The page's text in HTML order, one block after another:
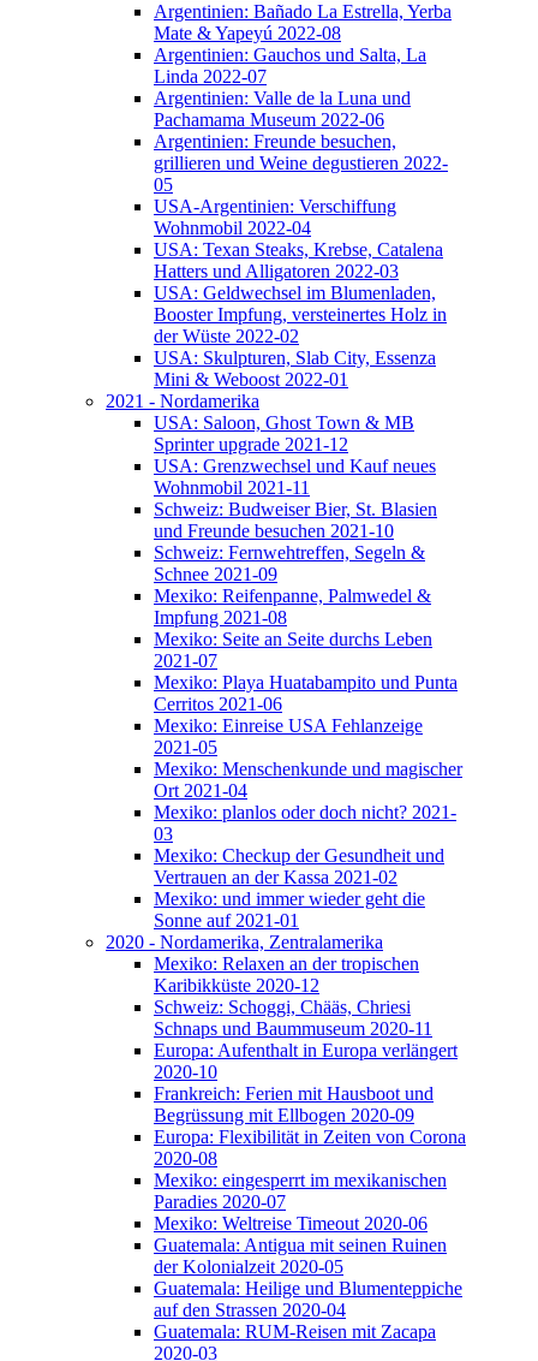
Argentinien: Bañado La Estrella, Yerba
Mate & Yapeyú 2022-08
Argentinien: Gauchos und Salta, La
Linda 2022-07
Argentinien: Valle de la Luna und
Pachamama Museum 2022-06
Argentinien: Freunde besuchen,
grillieren und Weine degustieren 2022-
05
USA-Argentinien: Verschiffung
Wohnmobil 2022-04
USA: Texan Steaks, Krebse, Catalena
Hatters und Alligatoren 2022-03
USA: Geldwechsel im Blumenladen,
Booster Impfung, versteinertes Holz in
der Wüste 2022-02
USA: Skulpturen, Slab City, Essenza
Mini & Weboost 2022-01
2021 - Nordamerika
USA: Saloon, Ghost Town & MB
Sprinter upgrade 2021-12
USA: Grenzwechsel und Kauf neues
Wohnmobil 2021-11
Schweiz: Budweiser Bier, St. Blasien
und Freunde besuchen 2021-10
Schweiz: Fernwehtreffen, Segeln &
Schnee 2021-09
Mexiko: Reifenpanne, Palmwedel &
Impfung 2021-08
Mexiko: Seite an Seite durchs Leben
2021-07
Mexiko: Playa Huatabampito und Punta
Cerritos 2021-06
Mexiko: Einreise USA Fehlanzeige
2021-05
Mexiko: Menschenkunde und magischer
Ort 2021-04
Mexiko: planlos oder doch nicht? 2021-
03
Mexiko: Checkup der Gesundheit und
Vertrauen an der Kassa 2021-02
Mexiko: und immer wieder geht die
Sonne auf 2021-01
2020 - Nordamerika, Zentralamerika
Mexiko: Relaxen an der tropischen
Karibikküste 2020-12
Schweiz: Schoggi, Chääs, Chriesi
Schnaps und Baummuseum 2020-11
Europa: Aufenthalt in Europa verlängert
2020-10
Frankreich: Ferien mit Hausboot und
Begrüssung mit Ellbogen 2020-09
Europa: Flexibilität in Zeiten von Corona
2020-08
Mexiko: eingesperrt im mexikanischen
Paradies 2020-07
Mexiko: Weltreise Timeout 2020-06
Guatemala: Antigua mit seinen Ruinen
der Kolonialzeit 2020-05
Guatemala: Heilige und Blumenteppiche
auf den Strassen 2020-04
Guatemala: RUM-Reisen mit Zacapa
2020-03